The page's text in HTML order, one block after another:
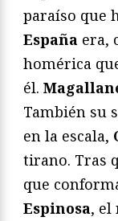
paraíso que
España era,
homérica
él.
También su
en la escala,
tirano. Tras
que
Espinosa, el